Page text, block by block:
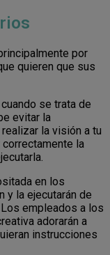
por
quieren que sus
se trata de
evitar la
la visión a tu
la
en los
y la ejecutarán de
empleados a los
adorarán a
instrucciones